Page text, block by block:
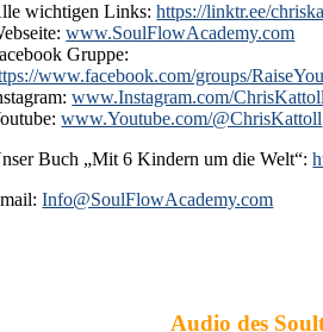
wichtigen Links:https://linktr.ee/
www.SoulFlowAcademy.com
Gruppe:
www.facebook.com/groups/
www.Instagram.com/ChrisKattoll
www.Youtube.com/@ChrisKattoll
Buch „Mit 6 Kindern um die Welt“:
Info@SoulFlowAcademy.com
Audio des